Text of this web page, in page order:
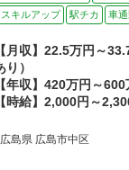
スキルアップ
駅チカ 車
【月収】22.5万円～
り）
【年収】420万円～600
【時給】2,000円～
広島県 広島市中区